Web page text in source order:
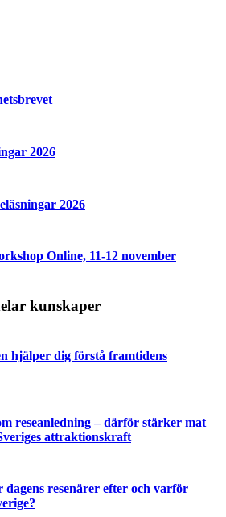
2026
2026
Online, 11-12 november
kunskaper
hjälper dig förstå framtidens
reseanledning – därför stärker mat
attraktionskraft
dagens resenärer efter och varför